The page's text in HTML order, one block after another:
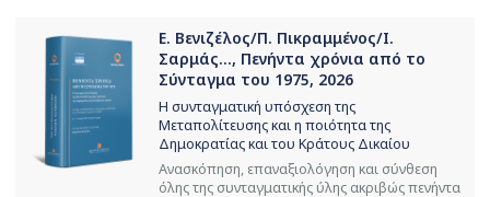
Ε. Βενιζέλος/Π. Πικραμμένος/Ι.
Σαρμάς..., Πενήντα χρόνια από το
Σύνταγμα του 1975, 2026
Η συνταγματική υπόσχεση της
Μεταπολίτευσης και η ποιότητα της
Δημοκρατίας και του Κράτους Δικαίου
Ανασκόπηση, επαναξιολόγηση και σύνθεση
όλης της συνταγματικής ύλης ακριβώς πενήντα